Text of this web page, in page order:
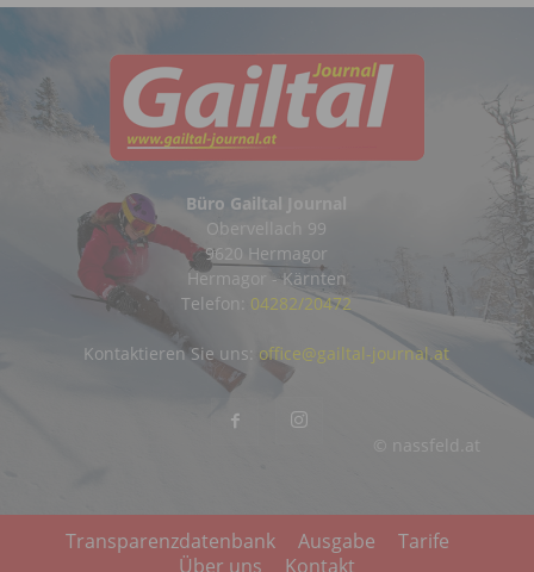
Büro Gailtal Journal
Obervellach 99
9620 Hermagor
Hermagor - Kärnten
Telefon: 04282/20472
© nassfeld.at
Kontaktieren Sie uns: office@gailtal-journal.at
Transparenzdatenbank Ausgabe
Tarife
Über uns
Kontakt